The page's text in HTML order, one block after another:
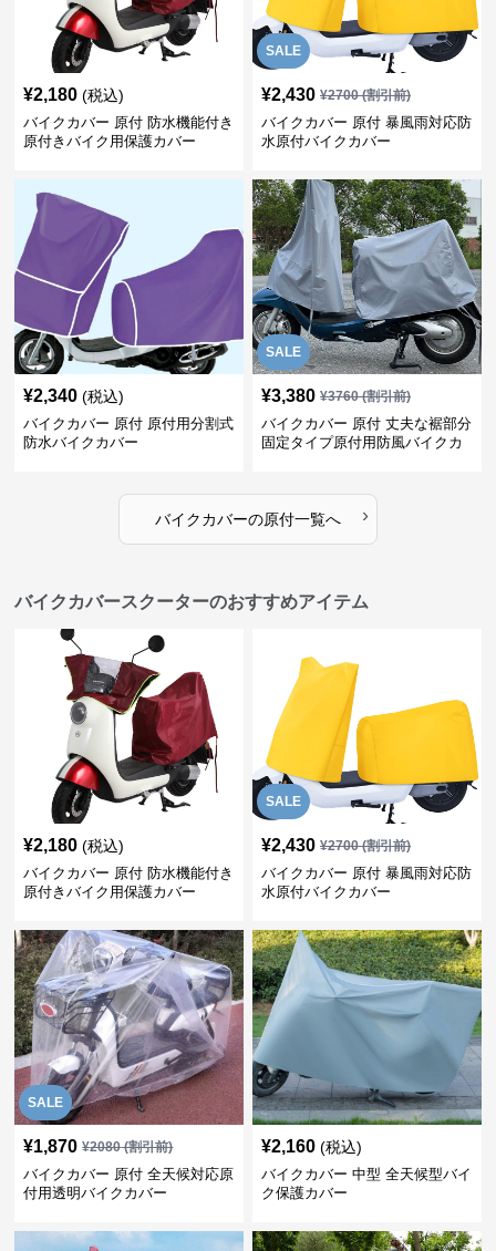
¥2,180 (税込)
バイクカバー 原付 防水機能付き
原付きバイク用保護カバー
SALE
¥2,430 ¥2700(割引前)
バイクカバー 原付 暴風雨対応防
水原付バイクカバー
¥2,340 (税込)
バイクカバー 原付 原付用分割式
防水バイクカバー
SALE
¥3,380 ¥3760(割引前)
バイクカバー 原付 丈夫な裾部分
固定タイプ原付用防風バイクカ
バイクカバーの原付一覧へ ›
バイクカバースクーターのおすすめアイテム
¥2,180 (税込)
バイクカバー 原付 防水機能付き
原付きバイク用保護カバー
SALE
¥2,430 ¥2700(割引前)
バイクカバー 原付 暴風雨対応防
水原付バイクカバー
SALE
¥1,870 ¥2080(割引前)
バイクカバー 原付 全天候対応原
付用透明バイクカバー
¥2,160 (税込)
バイクカバー 中型 全天候型バイ
ク保護カバー